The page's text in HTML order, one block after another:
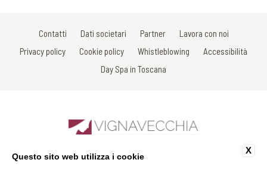
Contatti Dati societari Partner
Lavora con noi
Privacy policy
Cookie policy Whistleblowing
Accessibilità
Day Spa in Toscana
Sdrucciolo di Piazza, 7 - 53017 Radda in Chianti - Siena - Italy
X
Questo sito web utilizza i cookie